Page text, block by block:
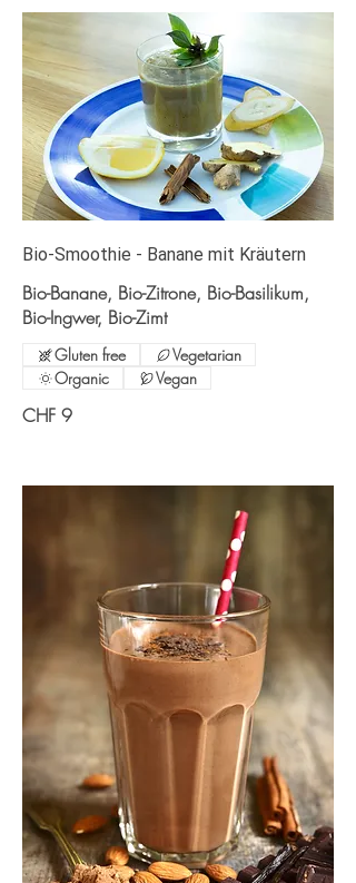
Bio-Smoothie - Banane mit Kräutern
Bio-Banane, Bio-Zitrone, Bio-Basilikum,
Bio-Ingwer, Bio-Zimt
CHF 9
Gluten free
Vegetarian
Organic
Vegan